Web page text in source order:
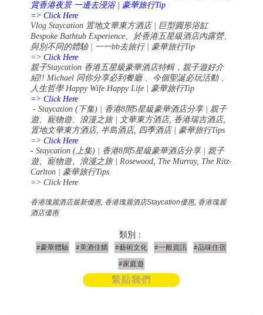
賞香港夜景 一邊去浸浴| 豪華旅行Tip
=> Click Here
Vlog Staycation 置地文華東方酒店| 巨型圓形浴缸
Bespoke Bathtub Experience、於香港五星級酒店內露營、
與別不同的體驗| 一一bb去旅行| 豪華旅行Tip
=>Click Here
親子Staycation 香港五星級豪華酒店特輯，親子遊好介
紹!! Michael 同你分享必到餐廳 、今個聖誕必玩活動 、
人生哲學Happy Wife Happy Life | 豪華旅行Tip
=> Click Here
- Staycation (下集) | 香港8間5星級豪華酒店分享|親子
遊、寵物遊、浪漫之旅| 文華東方酒店, 香港瑞吉酒店,
置地文華東方酒店, 半島酒店, 四季酒店| 豪華旅行Tips
=>Click Here
-Staycation (上集) | 香港8間5星級豪華酒店分享|親子
遊、寵物遊、浪漫之旅| Rosewood, The Murray, The Ritz-
Carlton | 豪華旅行Tips
=> Click Here
香港瑰麗酒店最新優惠, 香港瑰麗酒店Staycation優惠, 香港瑰麗
酒店優惠
類別：
#豪華體驗 #美酒佳餚 #藝術文化 #一般資訊
#品味住宿
#家庭遊
緊貼我們